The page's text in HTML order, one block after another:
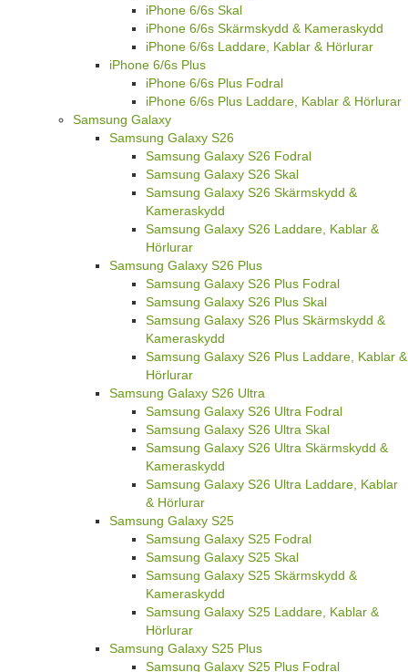
iPhone 6/6s Skal
iPhone 6/6s Skärmskydd & Kameraskydd
iPhone 6/6s Laddare, Kablar & Hörlurar
iPhone 6/6s Plus
iPhone 6/6s Plus Fodral
iPhone 6/6s Plus Laddare, Kablar & Hörlurar
Samsung Galaxy
Samsung Galaxy S26
Samsung Galaxy S26 Fodral
Samsung Galaxy S26 Skal
Samsung Galaxy S26 Skärmskydd &
Kameraskydd
Samsung Galaxy S26 Laddare, Kablar &
Hörlurar
Samsung Galaxy S26 Plus
Samsung Galaxy S26 Plus Fodral
Samsung Galaxy S26 Plus Skal
Samsung Galaxy S26 Plus Skärmskydd &
Kameraskydd
Samsung Galaxy S26 Plus Laddare, Kablar &
Hörlurar
Samsung Galaxy S26 Ultra
Samsung Galaxy S26 Ultra Fodral
Samsung Galaxy S26 Ultra Skal
Samsung Galaxy S26 Ultra Skärmskydd &
Kameraskydd
Samsung Galaxy S26 Ultra Laddare, Kablar
& Hörlurar
Samsung Galaxy S25
Samsung Galaxy S25 Fodral
Samsung Galaxy S25 Skal
Samsung Galaxy S25 Skärmskydd &
Kameraskydd
Samsung Galaxy S25 Laddare, Kablar &
Hörlurar
Samsung Galaxy S25 Plus
Samsung Galaxy S25 Plus Fodral